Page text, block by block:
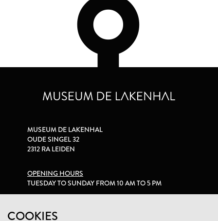
COOKIES
MUSEUM DE LAKENHAL
OUDE SINGEL 32
2312 RA LEIDEN
OPENING HOURS
TUESDAY TO SUNDAY FROM 10 AM TO 5 PM